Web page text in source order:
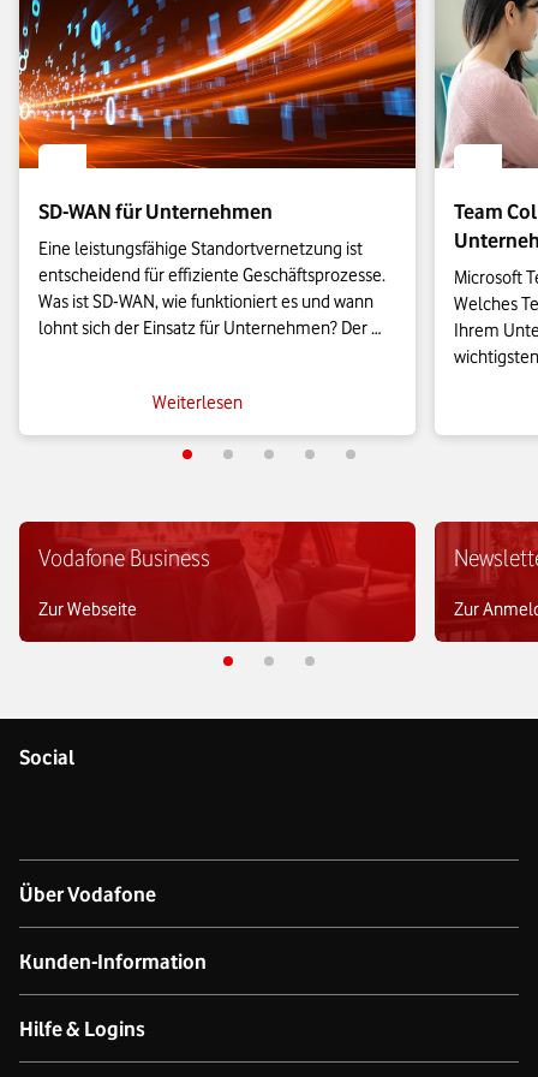
SD-WAN für Unternehmen
Eine leistungsfähige Standortvernetzung ist
entscheidend für effiziente Geschäftsprozesse.
Was ist SD-WAN, wie funktioniert es und wann
lohnt sich der Einsatz für Unternehmen? Der
Weiterlesen
Team
Microsoft
Welches
Ihrem
achten
Vodafone Business
Zur Webseite Zur
Social
Über Vodafone
Über das Unternehmen
Netzabdeckung Mobilfunk
Kunden-Information
Kontakt für Geschäftskund:innen
Hilfe & Logins